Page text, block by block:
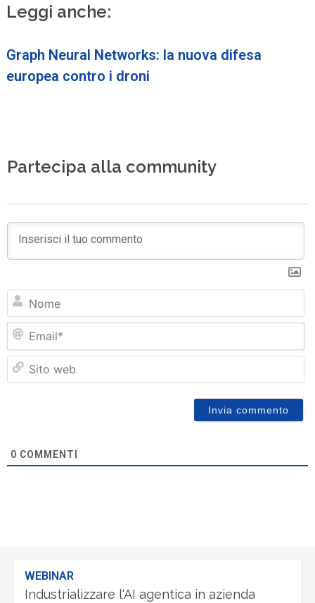
Leggi anche:
Graph Neural Networks: la nuova difesa
europea contro i droni
Partecipa alla community
0 COMMENTI
WEBINAR
Industrializzare l'AI agentica in azienda